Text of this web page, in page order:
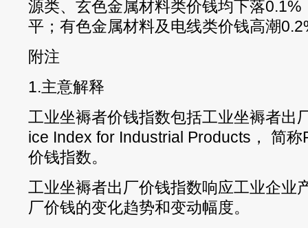
源类、玄色金属材料类价钱均下落
平；有色金属材料及电线类价钱高潮
附注
1.主意解释
工业坐褥者价钱指数包括工业坐褥者出
ice Index for Industrial Products， 简
价钱指数。
工业坐褥者出厂价钱指数响应工业企业
厂价钱的变化趋势和变动幅度。